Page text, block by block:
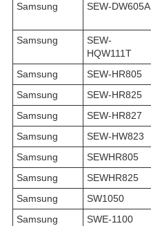
Samsung SEW-DW605A
Samsung
SEW-
HQW111T
Samsung
SEW-HR805
Samsung
SEW-HR825
Samsung
SEW-HR827
Samsung
SEW-HW823
Samsung
SEWHR805
Samsung
SEWHR825
Samsung
SW1050
Samsung
SWE-1100